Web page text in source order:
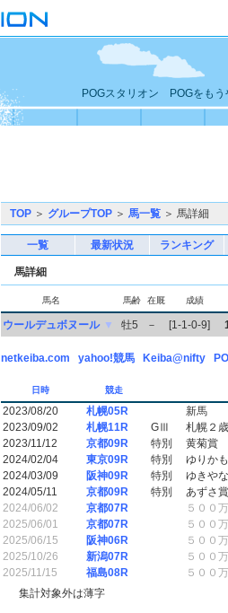
POGスタリオン POGをもう
TOP ＞ グループTOP ＞ 馬一覧 ＞ 馬詳細
一覧 最新状況 ランキング
馬詳細
馬名 馬齢 在厩 成績
ウールデュボヌール ▼ 牡5 － [1-1-0-9]
netkeiba.com yahoo!競馬 Keiba@nifty
日時 競走
2023/08/20 札幌05R
新馬
2023/09/02
札幌11R GⅢ
札幌２
2023/11/12
京都09R 特別
黄菊賞
2024/02/04
東京09R 特別
ゆりか
2024/03/09
阪神09R 特別
ゆきや
2024/05/11
京都09R 特別
あずさ賞
2024/06/02
京都07R
５００
2025/06/01
京都07R
５００
2025/06/15
阪神06R
５００
2025/10/26
新潟07R
５００
2025/11/15
福島08R
５００
集計対象外は薄字